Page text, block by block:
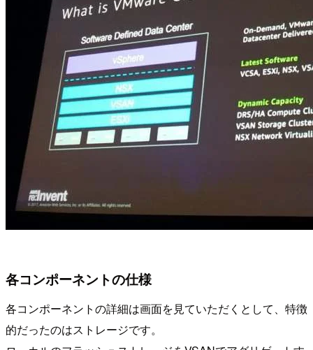
各コンポーネントの仕様
各コンポーネントの詳細は画面を見ていただくとして、特徴
的だったのはストレージです。